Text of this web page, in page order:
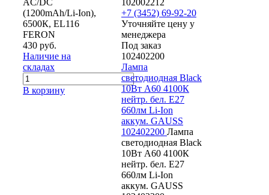
(1200mAh/Li-Ion),
6500К, EL116
FERON
430 руб.
Наличие на
складах
В корзину
+7 (3452) 69-92-20
Уточняйте цену у
менеджера
Под заказ
102402200
Лампа
светодиодная Black
10Вт A60 4100К
нейтр. бел. E27
660лм Li-Ion
аккум. GAUSS
102402200 Лампа
светодиодная Black
10Вт A60 4100К
нейтр. бел. E27
660лм Li-Ion
аккум. GAUSS